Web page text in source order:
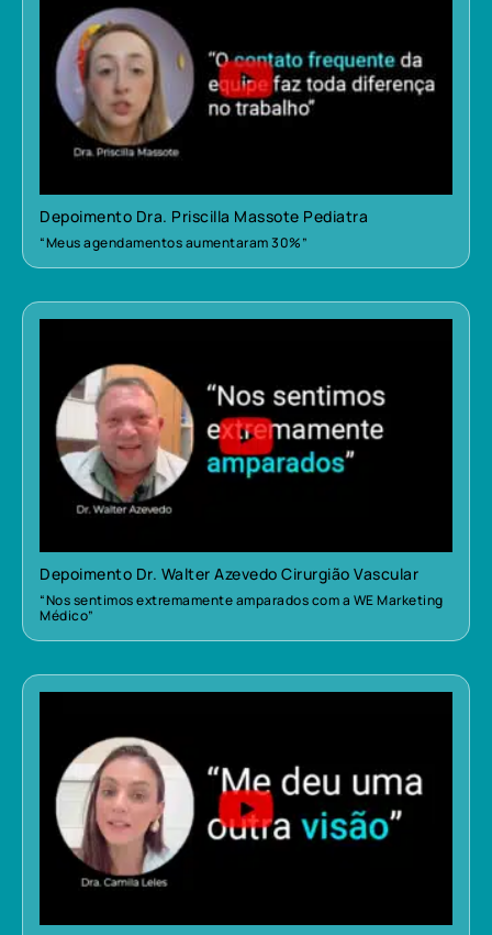
Depoimento Dra. Priscilla Massote Pediatra
“Meus agendamentos aumentaram 30%”
Depoimento Dr. Walter Azevedo Cirurgião Vascular
“Nos sentimos extremamente amparados com a WE Marketing
Médico”